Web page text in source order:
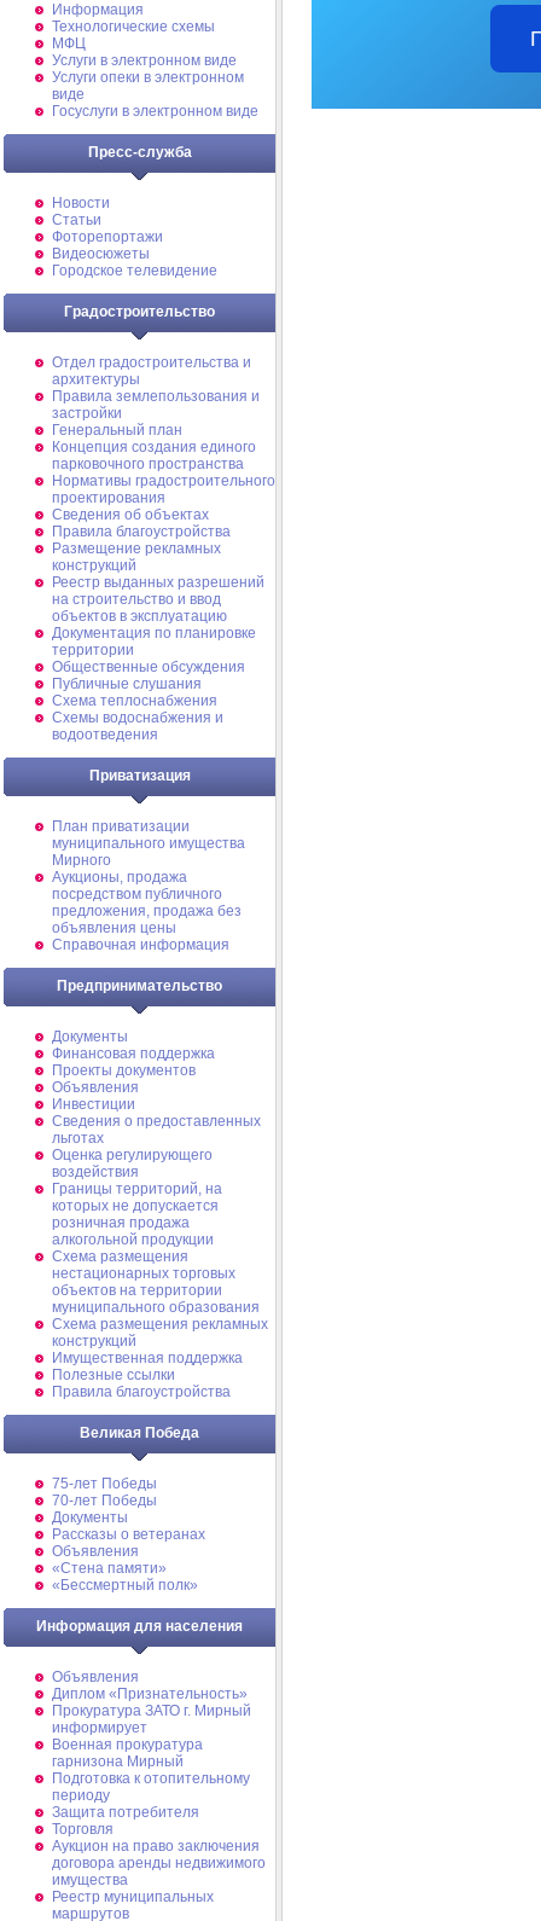
Информация
Технологические схемы
МФЦ
Услуги в электронном виде
Услуги опеки в электронном
виде
Госуслуги в электронном виде
Пресс-служба
Новости
Статьи
Фоторепортажи
Видеосюжеты
Городское телевидение
Градостроительство
Отдел градостроительства и
архитектуры
Правила землепользования и
застройки
Генеральный план
Концепция создания единого
парковочного пространства
Нормативы градостроительного
проектирования
Сведения об объектах
Правила благоустройства
Размещение рекламных
конструкций
Реестр выданных разрешений
на строительство и ввод
объектов в эксплуатацию
Документация по планировке
территории
Общественные обсуждения
Публичные слушания
Схема теплоснабжения
Схемы водоснабжения и
водоотведения
Приватизация
План приватизации
муниципального имущества
Мирного
Аукционы, продажа
посредством публичного
предложения, продажа без
объявления цены
Справочная информация
Предпринимательство
Документы
Финансовая поддержка
Проекты документов
Объявления
Инвестиции
Сведения о предоставленных
льготах
Оценка регулирующего
воздействия
Границы территорий, на
которых не допускается
розничная продажа
алкогольной продукции
Схема размещения
нестационарных торговых
объектов на территории
муниципального образования
Схема размещения рекламных
конструкций
Имущественная поддержка
Полезные ссылки
Правила благоустройства
Великая Победа
75-лет Победы
70-лет Победы
Документы
Рассказы о ветеранах
Объявления
«Стена памяти»
«Бессмертный полк»
Информация для населения
Объявления
Диплом «Признательность»
Прокуратура ЗАТО г. Мирный
информирует
Военная прокуратура
гарнизона Мирный
Подготовка к отопительному
периоду
Защита потребителя
Торговля
Аукцион на право заключения
договора аренды недвижимого
имущества
Реестр муниципальных
маршрутов